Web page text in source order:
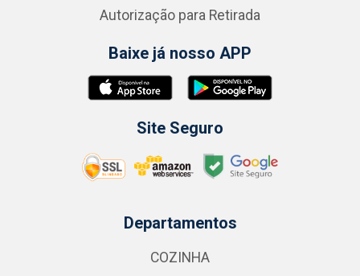
Autorização para Retirada
Baixe já nosso APP
Site Seguro
Departamentos
COZINHA